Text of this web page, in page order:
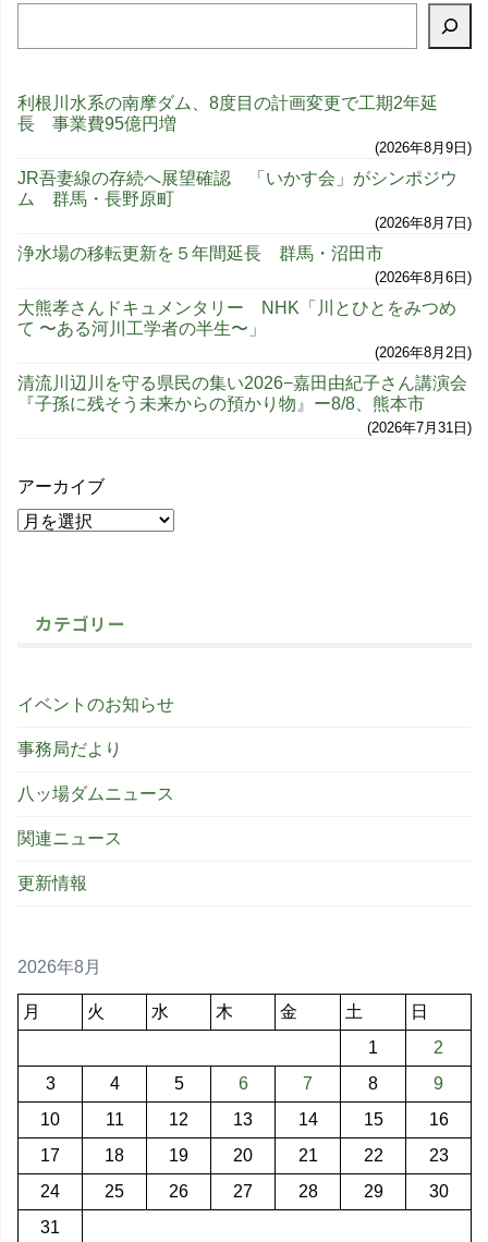
利根川水系の南摩ダム、8度目の計画変更で工期2年延
長 事業費95億円増
2026年8月9日
JR吾妻線の存続へ展望確認 「いかす会」がシンポジウ
ム 群馬・長野原町
2026年8月7日
浄水場の移転更新を５年間延長 群馬・沼田市
2026年8月6日
大熊孝さんドキュメンタリー NHK「川とひとをみつめ
て 〜ある河川工学者の半生〜」
2026年8月2日
清流川辺川を守る県民の集い2026−嘉田由紀子さん講演会
『子孫に残そう未来からの預かり物』ー8/8、熊本市
2026年7月31日
アーカイブ
カテゴリー
イベントのお知らせ
事務局だより
八ッ場ダムニュース
関連ニュース
更新情報
2026年8月
月 火 水 木 金 土
日
1
2
3
4 5 6 7 8
9
10
11 12 13 14 15
16
17
18 19 20 21 22
23
24
25 26 27 28 29
30
31